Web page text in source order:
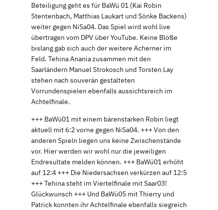
Beteiligung geht es für BaWü 01 (Kai Robin
Stentenbach, Matthias Laukart und Sönke Backens)
weiter gegen NiSa04. Das Spiel wird wohl live
übertragen vom DPV über YouTube. Keine Blöße
bislang gab sich auch der weitere Acherner im
Feld. Tehina Anania zusammen mit den
Saarländern Manuel Strokosch und Torsten Lay
stehen nach souverän gestalteten
Vorrundenspielen ebenfalls aussichtsreich im
Achtelfinale.
+++ BaWü01 mit einem bärenstarken Robin liegt
aktuell mit 6:2 vorne gegen NiSa04. +++ Von den
anderen Spieln liegen uns keine Zwischenstände
vor. Hier werden wir wohl nur die jeweiligen
Endresultate melden können. +++ BaWü01 erhöht
auf 12:4 +++ Die Niedersachsen verkürzen auf 12:5
+++ Tehina steht im Viertelfinale mit Saar03!
Glückwunsch +++ Und BaWü05 mit Thierry und
Patrick konnten ihr Achtelfinale ebenfalls siegreich